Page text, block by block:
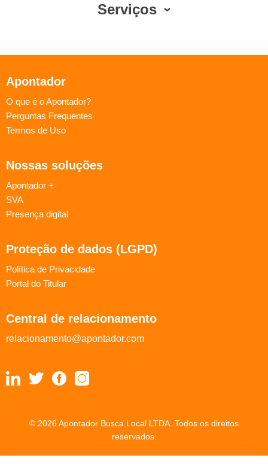
Serviços
Apontador
O que é o Apontador?
Perguntas Frequentes
Termos de Uso
Nossas soluções
Apontador +
SVA
Presença digital
Proteção de dados (LGPD)
Política de Privacidade
Portal do Titular
Central de relacionamento
relacionamento@apontador.com
© 2026 Apontador Busca Local LTDA. Todos os direitos
reservados.